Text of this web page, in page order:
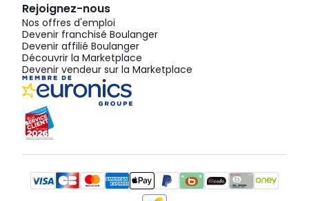
Rejoignez-nous
Nos offres d'emploi
Devenir franchisé Boulanger
Devenir affilié Boulanger
Découvrir la Marketplace
Devenir vendeur sur la Marketplace